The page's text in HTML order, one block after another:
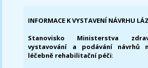
INFORMACE K VYSTAVENÍ NÁVRHU
Stanovisko Ministerstva
vystavování a podávání návrhů
léčebně rehabilitační péči: